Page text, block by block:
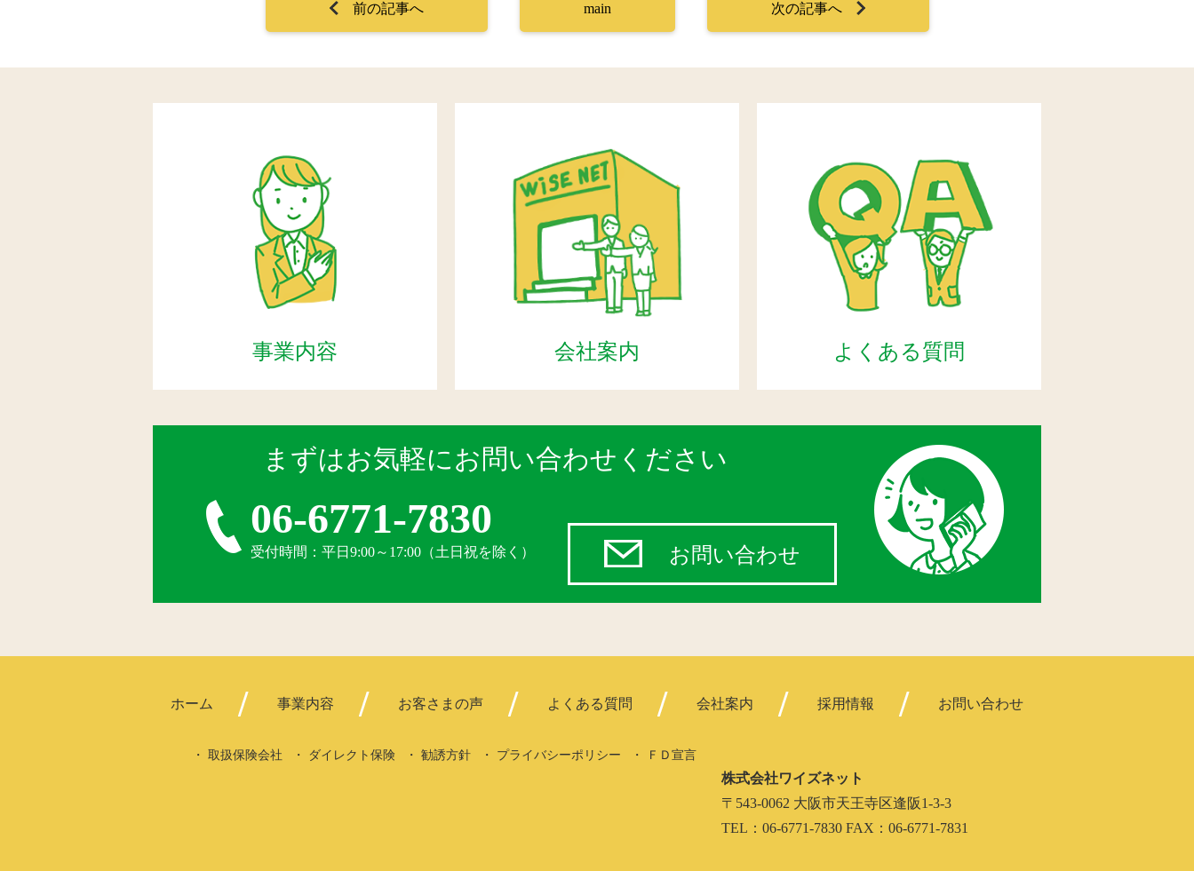
前の記事へ main 次の記事へ
事業内容 会社案内 よくある質問
まずはお気軽にお問い合わせください
06-6771-7830
受付時間：平日9:00～17:00（土日祝を除く） お問い合わせ
ホーム 事業内容 お客さまの声 よくある質問 会社案内 採用情報 お問い合わせ
取扱保険会社 ダイレクト保険 勧誘方針 プライバシーポリシー ＦＤ宣言
株式会社ワイズネット
〒543-0062 大阪市天王寺区逢阪1-3-3
TEL：06-6771-7830 FAX：06-6771-7831